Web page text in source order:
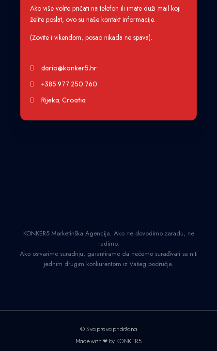
Ako više volite pričati na telefon ili imate duži mail koji
želite poslat, ovo su naše kontakt informacije.
(Zovite i vikendom, posao nikada ne spava).
dario@konker5.hr
+385 977 250 760
Rijeka, Croatia
KONKER5 Marketinška Agencija. Ako ne dovodimo zaradu, ne
radimo.
Ako ostvarimo suradnju, garantiramo da nećemo surađivati sa niti
jednim drugim konkurentom iz Vašeg područja.
© Sva prava pridržana
Made with ❤ by KONKER5